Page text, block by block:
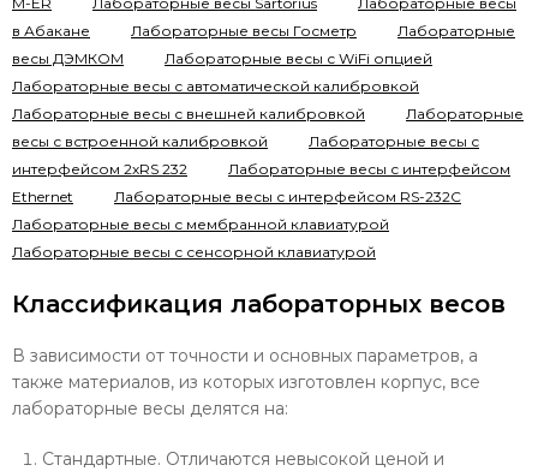
в Абакане
Лабораторные весы Госметр
Лабораторные
весы ДЭМКОМ
Лабораторные весы с WiFi опцией
Лабораторные весы с автоматической калибровкой
Лабораторные весы с внешней калибровкой
Лабораторные
весы с встроенной калибровкой
Лабораторные весы с
интерфейсом 2хRS 232
Лабораторные весы с интерфейсом
Ethernet
Лабораторные весы с интерфейсом RS-232C
Лабораторные весы с мембранной клавиатурой
Лабораторные весы с сенсорной клавиатурой
Классификация лабораторных весов
В зависимости от точности и основных параметров, а
также материалов, из которых изготовлен корпус, все
лабораторные весы делятся на:
Стандартные. Отличаются невысокой ценой и